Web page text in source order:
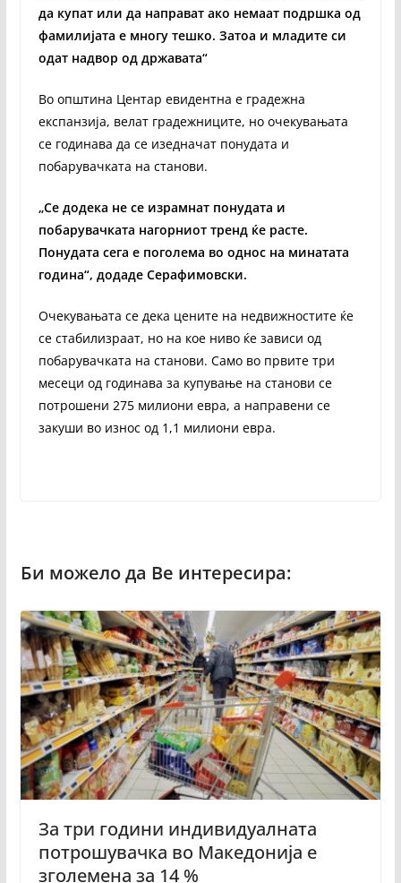
да купат или да направат ако немаат подршка од
фамилијата е многу тешко. Затоа и младите си
одат надвор од државата“
Во општина Центар евидентна е градежна
експанзија, велат градежниците, но очекувањата
се годинава да се изедначат понудата и
побарувачката на станови.
„Се додека не се израмнат понудата и
побарувачката нагорниот тренд ќе расте.
Понудата сега е поголема во однос на минатата
година“, додаде Серафимовски.
Очекувањата се дека цените на недвижностите ќе
се стабилизраат, но на кое ниво ќе зависи од
побарувачката на станови. Само во првите три
месеци од годинава за купување на станови се
потрошени 275 милиони евра, а направени се
закуши во износ од 1,1 милиони евра.
За три години индивидуалната
потрошувачка во Македонија е
зголемена за 14 %